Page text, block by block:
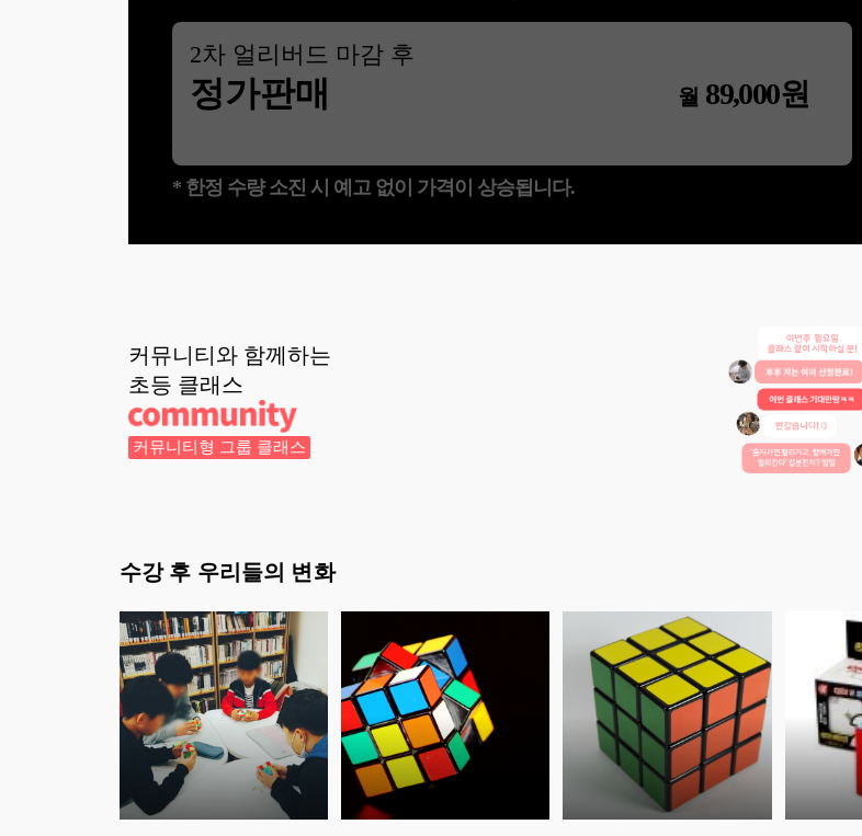
2차 얼리버드 마감 후
정가판매 월 89,000원
* 한정 수량 소진 시 예고 없이 가격이 상승됩니다.
커뮤니티와 함께하는
초등 클래스
커뮤니티형 그룹 클래스
수강 후 우리들의 변화